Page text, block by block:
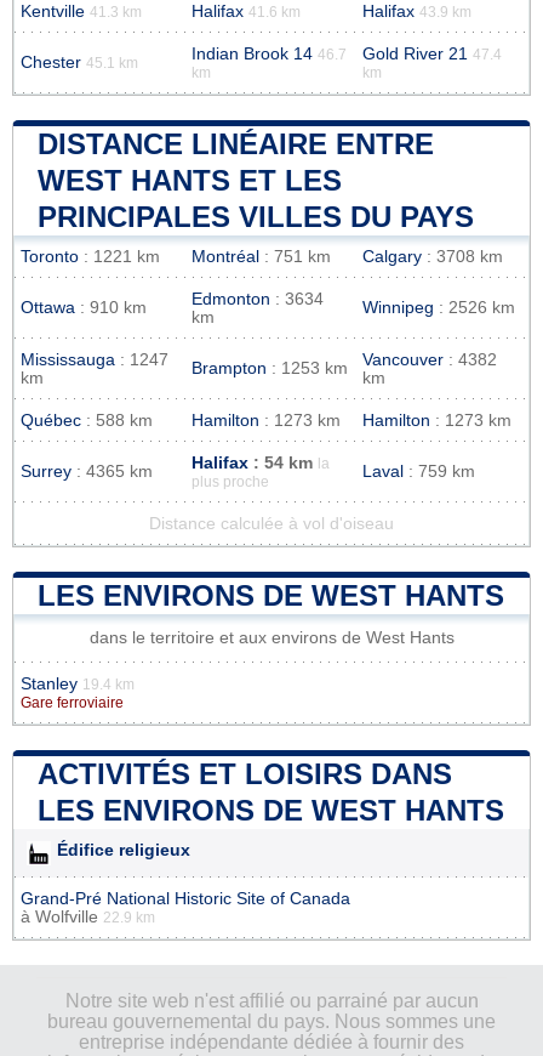
Kentville 41.3 km Halifax 41.6 km Halifax 43.9 km
Chester 45.1 km Indian Brook 14 46.7
km
Gold River 21 47.4
km
DISTANCE LINÉAIRE ENTRE
WEST HANTS ET LES
PRINCIPALES VILLES DU PAYS
Toronto : 1221 km Montréal : 751 km Calgary : 3708 km
Ottawa : 910 km Edmonton : 3634
km
Winnipeg : 2526 km
Mississauga : 1247
km
Brampton : 1253 km Vancouver : 4382
km
Québec : 588 km Hamilton : 1273 km Hamilton : 1273 km
Surrey : 4365 km Halifax : 54 km
la
plus proche
Laval : 759 km
Distance calculée à vol d'oiseau
LES ENVIRONS DE WEST HANTS
dans le territoire et aux environs de West Hants
Stanley 19.4 km
Gare ferroviaire
ACTIVITÉS ET LOISIRS DANS
LES ENVIRONS DE WEST HANTS
Édifice religieux
Grand-Pré National Historic Site of Canada
à Wolfville 22.9 km
Notre site web n'est affilié ou parrainé par aucun
bureau gouvernemental du pays. Nous sommes une
entreprise indépendante dédiée à fournir des